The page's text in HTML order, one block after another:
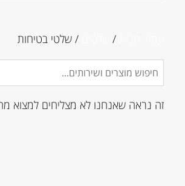
/ / שלטי בטיחות
זה נראה שאנחנו לא מצליחים למצוא